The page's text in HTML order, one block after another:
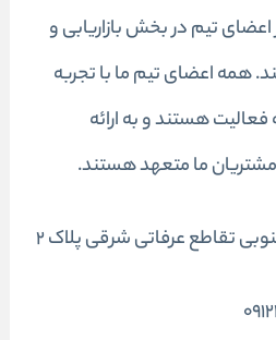
تیم در بخش بازاریابی و
همه اعضای تیم ما با تجربه
هستند و به ارائه
ما متعهد هستند.
تقاطع عرفاتی شرقی پلاک 2